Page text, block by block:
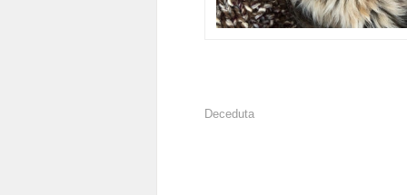
Deceduta